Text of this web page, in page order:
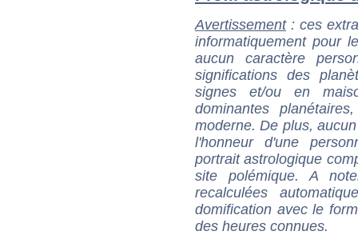
Avertissement: ces
informatiquement pour
aucun caractère
significations des
signes et/ou en
dominantes
moderne. De plus,
l'honneur d'une
portrait astrologique
site polémique. A
recalculées
domification avec le
des heures connues.